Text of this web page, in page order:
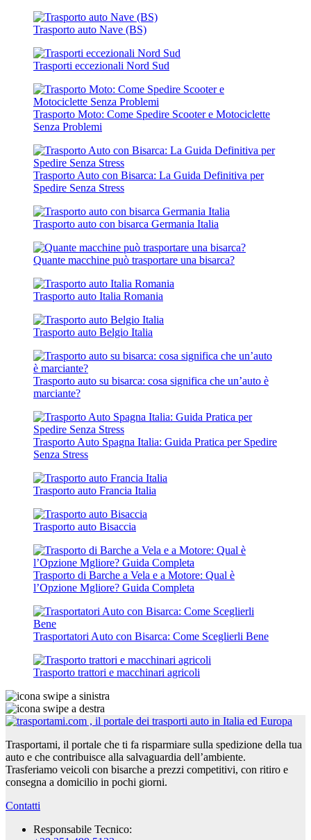
Trasporto auto Nave (BS)
Trasporti eccezionali Nord Sud
Trasporto Moto: Come Spedire Scooter e Motociclette
Senza Problemi
Trasporto Auto con Bisarca: La Guida Definitiva per
Spedire Senza Stress
Trasporto auto con bisarca Germania Italia
Quante macchine può trasportare una bisarca?
Trasporto auto Italia Romania
Trasporto auto Belgio Italia
Trasporto auto su bisarca: cosa significa che un’auto è
marciante?
Trasporto Auto Spagna Italia: Guida Pratica per Spedire
Senza Stress
Trasporto auto Francia Italia
Trasporto auto Bisaccia
Trasporto di Barche a Vela e a Motore: Qual è
l’Opzione Mgliore? Guida Completa
Trasportatori Auto con Bisarca: Come Sceglierli Bene
Trasporto trattori e macchinari agricoli
Trasportami, il portale che ti fa risparmiare sulla spedizione della tua
auto e che contribuisce alla salvaguardia dell’ambiente.
Trasferiamo veicoli con bisarche a prezzi competitivi, con ritiro e
consegna a domicilio in pochi giorni.
Contatti
Responsabile Tecnico: